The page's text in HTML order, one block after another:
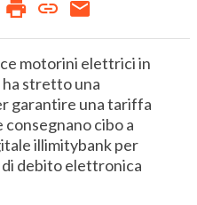
motorini elettrici in
stretto una
garantire una tariffa
cibo a
illimitybank per
debito elettronica